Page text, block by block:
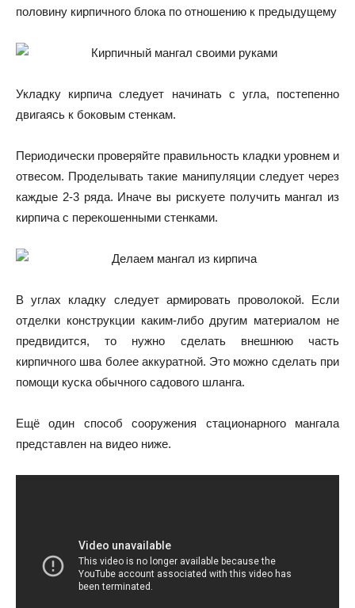
половину кирпичного блока по отношению к предыдущему
Укладку кирпича следует начинать с угла, постепенно
двигаясь к боковым стенкам.
Периодически проверяйте правильность кладки уровнем и
отвесом. Проделывать такие манипуляции следует через
каждые 2-3 ряда. Иначе вы рискуете получить мангал из
кирпича с перекошенными стенками.
В углах кладку следует армировать проволокой. Если
отделки конструкции каким-либо другим материалом не
предвидится, то нужно сделать внешнюю часть
кирпичного шва более аккуратной. Это можно сделать при
помощи куска обычного садового шланга.
Ещё один способ сооружения стационарного мангала
представлен на видео ниже.